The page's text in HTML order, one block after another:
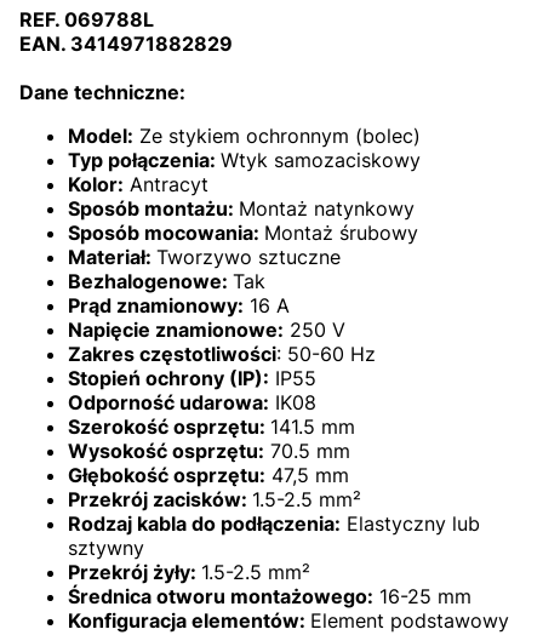
REF. 069788L
EAN. 3414971882829
Dane techniczne:
Model: Ze stykiem ochronnym (bolec)
Typ połączenia: Wtyk samozaciskowy
Kolor: Antracyt
Sposób montażu: Montaż natynkowy
Sposób mocowania: Montaż śrubowy
Materiał: Tworzywo sztuczne
Bezhalogenowe: Tak
Prąd znamionowy: 16 A
Napięcie znamionowe: 250 V
Zakres częstotliwości: 50-60 Hz
Stopień ochrony (IP): IP55
Odporność udarowa: IK08
Szerokość osprzętu: 141.5 mm
Wysokość osprzętu: 70.5 mm
Głębokość osprzętu: 47,5 mm
Przekrój zacisków: 1.5-2.5 mm²
Rodzaj kabla do podłączenia: Elastyczny lub
sztywny
Przekrój żyły: 1.5-2.5 mm²
Średnica otworu montażowego: 16-25 mm
Konfiguracja elementów: Element podstawowy